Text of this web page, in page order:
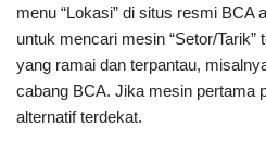
menu “Lokasi” di situs resmi BCA
untuk mencari mesin “Setor/
yang ramai dan terpantau,
cabang BCA. Jika mesin pertama
alternatif terdekat.